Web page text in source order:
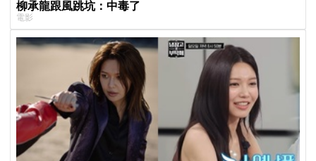
柳承龍跟風跳坑：中毒了
電影